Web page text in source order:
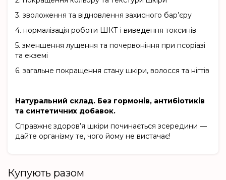
3. зволоження та відновлення захисного бар’єру
4. нормалізація роботи ШКТ і виведення токсинів
5. зменшення лущення та почервоніння при псоріазі
та екземі
6. загальне покращення стану шкіри, волосся та нігтів
Натуральний склад. Без гормонів, антибіотиків
та синтетичних добавок.
Справжнє здоров’я шкіри починається зсередини —
дайте організму те, чого йому не вистачає!
Купують разом